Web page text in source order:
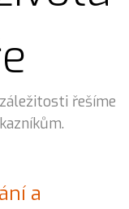
řešíme
a